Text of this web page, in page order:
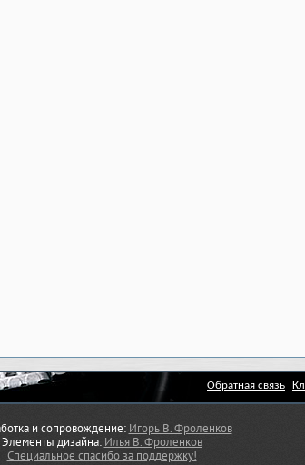
Обратная связь
и сопровождение: Игорь В. Фроленков
Элементы дизайна: Илья В. Фроленков
Специальное спасибо за поддержку!